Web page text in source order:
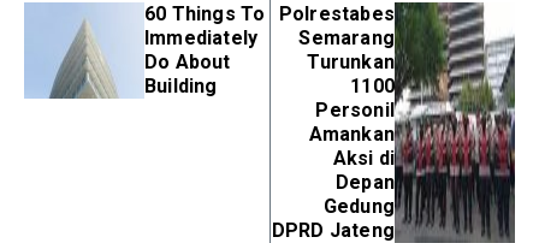
60 Things To
Immediately
Do About
Building
Polrestabes
Semarang
Turunkan
1100
Personil
Amankan
Aksi di
Depan
Gedung
DPRD Jateng